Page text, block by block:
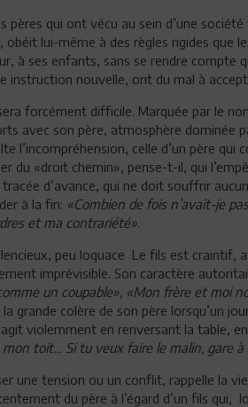
pères qui ont vécu au sein d’une
obéit lui-même à des règles rigides que
à ses enfants, sans se rendre compte
instruction nouvelle, ont du mal à
forcément difficile. Marquée par le
avec son père, atmosphère dominée
l’incompréhension, celle d’un père
du «droit chemin», pense-t-il, qui
d’avance, qui ne doit souffrir
à la fin: «Combien de fois n’avait-je
et ma contrariété».
peu loquace Le fils est craintif,
imprévisible. Son caractère
un coupable» , «Mon frère et moi
grande colère de son père lorsqu’un
violemment en renversant la table,
mon toit… Si tu veux faire le malin, gare
une tension ou un conflit, rappelle la
du père à l’égard d’un fils qui,